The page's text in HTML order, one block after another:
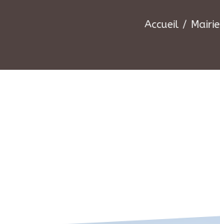
Accueil / Mairie